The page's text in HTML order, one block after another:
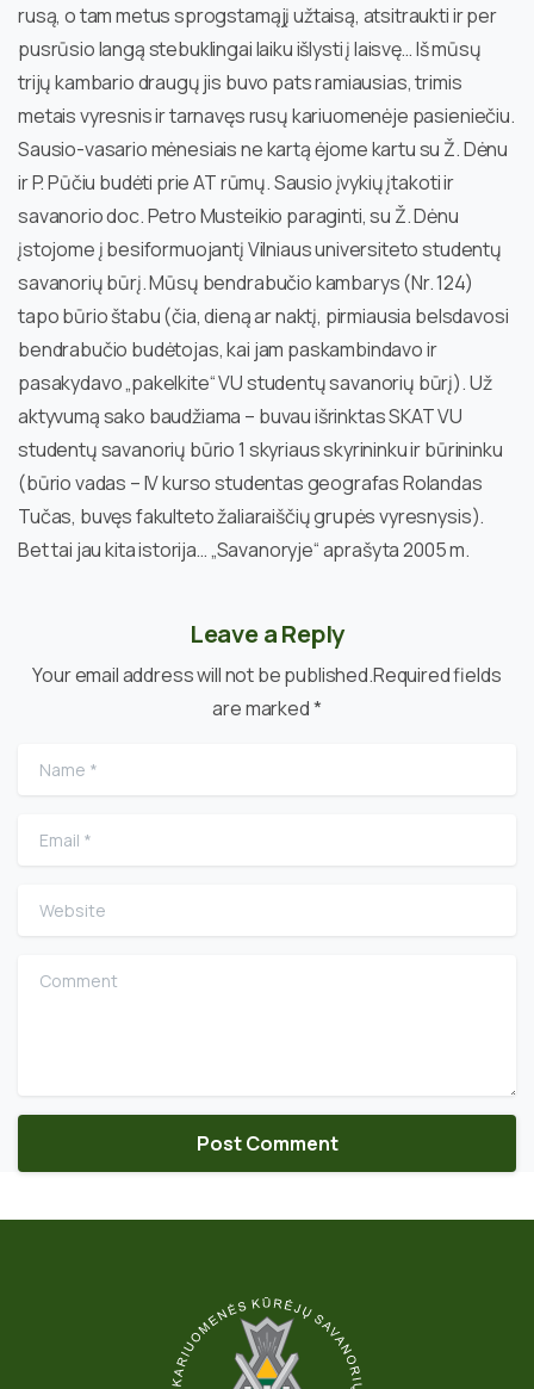
rusą, o tam metus sprogstamąjį užtaisą, atsitraukti ir per
pusrūsio langą stebuklingai laiku išlysti į laisvę… Iš mūsų
trijų kambario draugų jis buvo pats ramiausias, trimis
metais vyresnis ir tarnavęs rusų kariuomenėje pasieniečiu.
Sausio-vasario mėnesiais ne kartą ėjome kartu su Ž. Dėnu
ir P. Pūčiu budėti prie AT rūmų. Sausio įvykių įtakoti ir
savanorio doc. Petro Musteikio paraginti, su Ž. Dėnu
įstojome į besiformuojantį Vilniaus universiteto studentų
savanorių būrį. Mūsų bendrabučio kambarys (Nr. 124)
tapo būrio štabu (čia, dieną ar naktį, pirmiausia belsdavosi
bendrabučio budėtojas, kai jam paskambindavo ir
pasakydavo „pakelkite“ VU studentų savanorių būrį). Už
aktyvumą sako baudžiama – buvau išrinktas SKAT VU
studentų savanorių būrio 1 skyriaus skyrininku ir būrininku
(būrio vadas – IV kurso studentas geografas Rolandas
Tučas, buvęs fakulteto žaliaraiščių grupės vyresnysis).
Bet tai jau kita istorija… „Savanoryje“ aprašyta 2005 m.
Leave a Reply
Your email address will not be published.Required fields
are marked *
Name
Email
Website
Comment